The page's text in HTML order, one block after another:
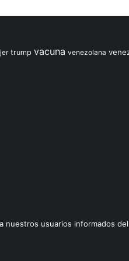
trump vacuna venezolana
usuarios informados